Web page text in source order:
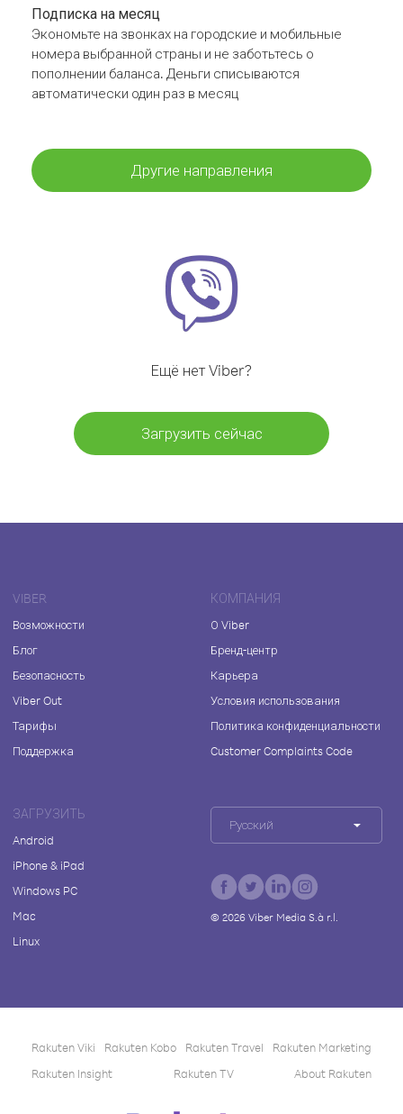
Подписка на месяц
Экономьте на звонках на городские и мобильные
номера выбранной страны и не заботьтесь о
пополнении баланса. Деньги списываются
автоматически один раз в месяц
Другие направления
Ещё нет Viber?
Загрузить сейчас
VIBER
Возможности
Блог
Безопасность
Viber Out
Тарифы
Поддержка
КОМПАНИЯ
О Viber
Бренд-центр
Карьера
Условия использования
Политика конфиденциальности
Customer Complaints Code
ЗАГРУЗИТЬ
Android
iPhone & iPad
Windows PC
Mac
Linux
Русский
© 2026Viber Media S.à r.l.
Rakuten Viki Rakuten Kobo Rakuten Travel
Rakuten Marketing
Rakuten Insight
Rakuten TV About Rakuten